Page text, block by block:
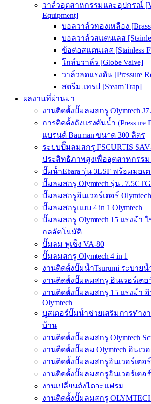
วาล์วอุตสาหกรรมและอุปกรณ์
Equipment]
บอลวาล์วทองเหลือง [Brass
บอลวาล์วสแตนเลส
ข้อต่อสแตนเลส [Stainless
โกล์บวาล์ว [Globe Valve]
วาล์วลดแรงดัน [Pressure
สตรีมแทรป [Steam Trap]
ผลงานที่ผ่านมา
งานติดตั้งปั๊มลมสกรู Olymtech
การติดตั้งถังแรงดันน้ำ (Pressure
แบรนด์ Bauman ขนาด 300 ลิตร
ระบบปั๊มลมสกรู FSCURTIS
ประสิทธิภาพสูงเพื่ออุตสาหกรร
ปั๊มน้ำEbara รุ่น 3LSF พร้อมมอเ
ปั๊มลมสกรู Olymtech รุ่น J7.5CTG
ปั๊มลมสกรูอินเวอร์เตอร์ Olymtech
ปั๊มลมสกรูแบบ 4 in 1 Olymtech
ปั๊มลมสกรู Olymtech 15 แรงม้า
กลอัตโนมัติ
ปั๊มลม ฟูเช็ง VA-80
ปั๊มลมสกรู Olymtech 4 in 1
งานติดตั้งปั๊มน้ำTsurumi ระบาย
งานติดตั้งปั๊มลมสกรู อินเวอร์เตอ
งานติดตั้งปั๊มลมสกรู 15 แรงม้า อิ
Olymtech
บูสเตอร์ปั๊มน้ำช่วยเสริมการทำง
บ้าน
งานติดตั้งปั๊มลมสกรู Olymtech
งานตืดตั้งปั๊มลม Olymtech อินเว
งานติดตั้งปั๊มลมสกรูอินเวอร์เตอ
งานติดตั้งปั๊มลมสกรูอินเวอร์เตอร์
งานเปลี่ยนถังไดอะแฟรม
งานติดตั้งปั๊มลมสกรู